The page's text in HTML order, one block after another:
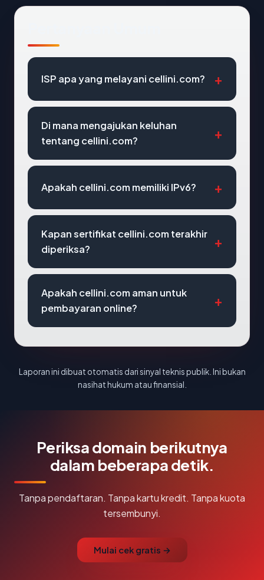
ISP apa yang melayani cellini.com?
Di mana mengajukan keluhan
tentang cellini.com?
Apakah cellini.com memiliki IPv6?
Kapan sertifikat cellini.com terakhir
diperiksa?
Apakah cellini.com aman untuk
pembayaran online?
Laporan ini dibuat otomatis dari sinyal teknis publik. Ini bukan
nasihat hukum atau finansial.
Periksa domain berikutnya
dalam beberapa detik.
Tanpa pendaftaran. Tanpa kartu kredit. Tanpa kuota
tersembunyi.
Mulai cek gratis →